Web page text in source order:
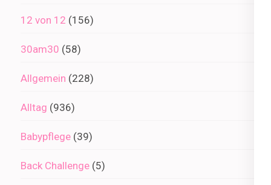
12 von 12 (156)
30am30 (58)
Allgemein (228)
Alltag (936)
Babypflege (39)
Back Challenge (5)